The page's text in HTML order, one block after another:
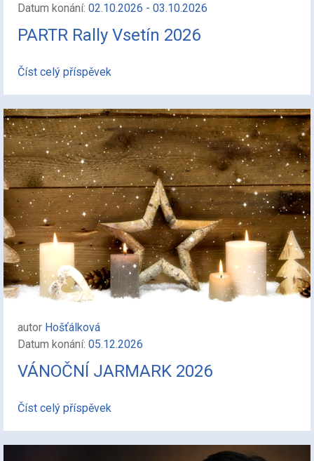
Datum konání: 02.10.2026 - 03.10.2026
PARTR Rally Vsetín 2026
Číst celý příspěvek
autor Hošťálková
Datum konání: 05.12.2026
VÁNOČNÍ JARMARK 2026
Číst celý příspěvek